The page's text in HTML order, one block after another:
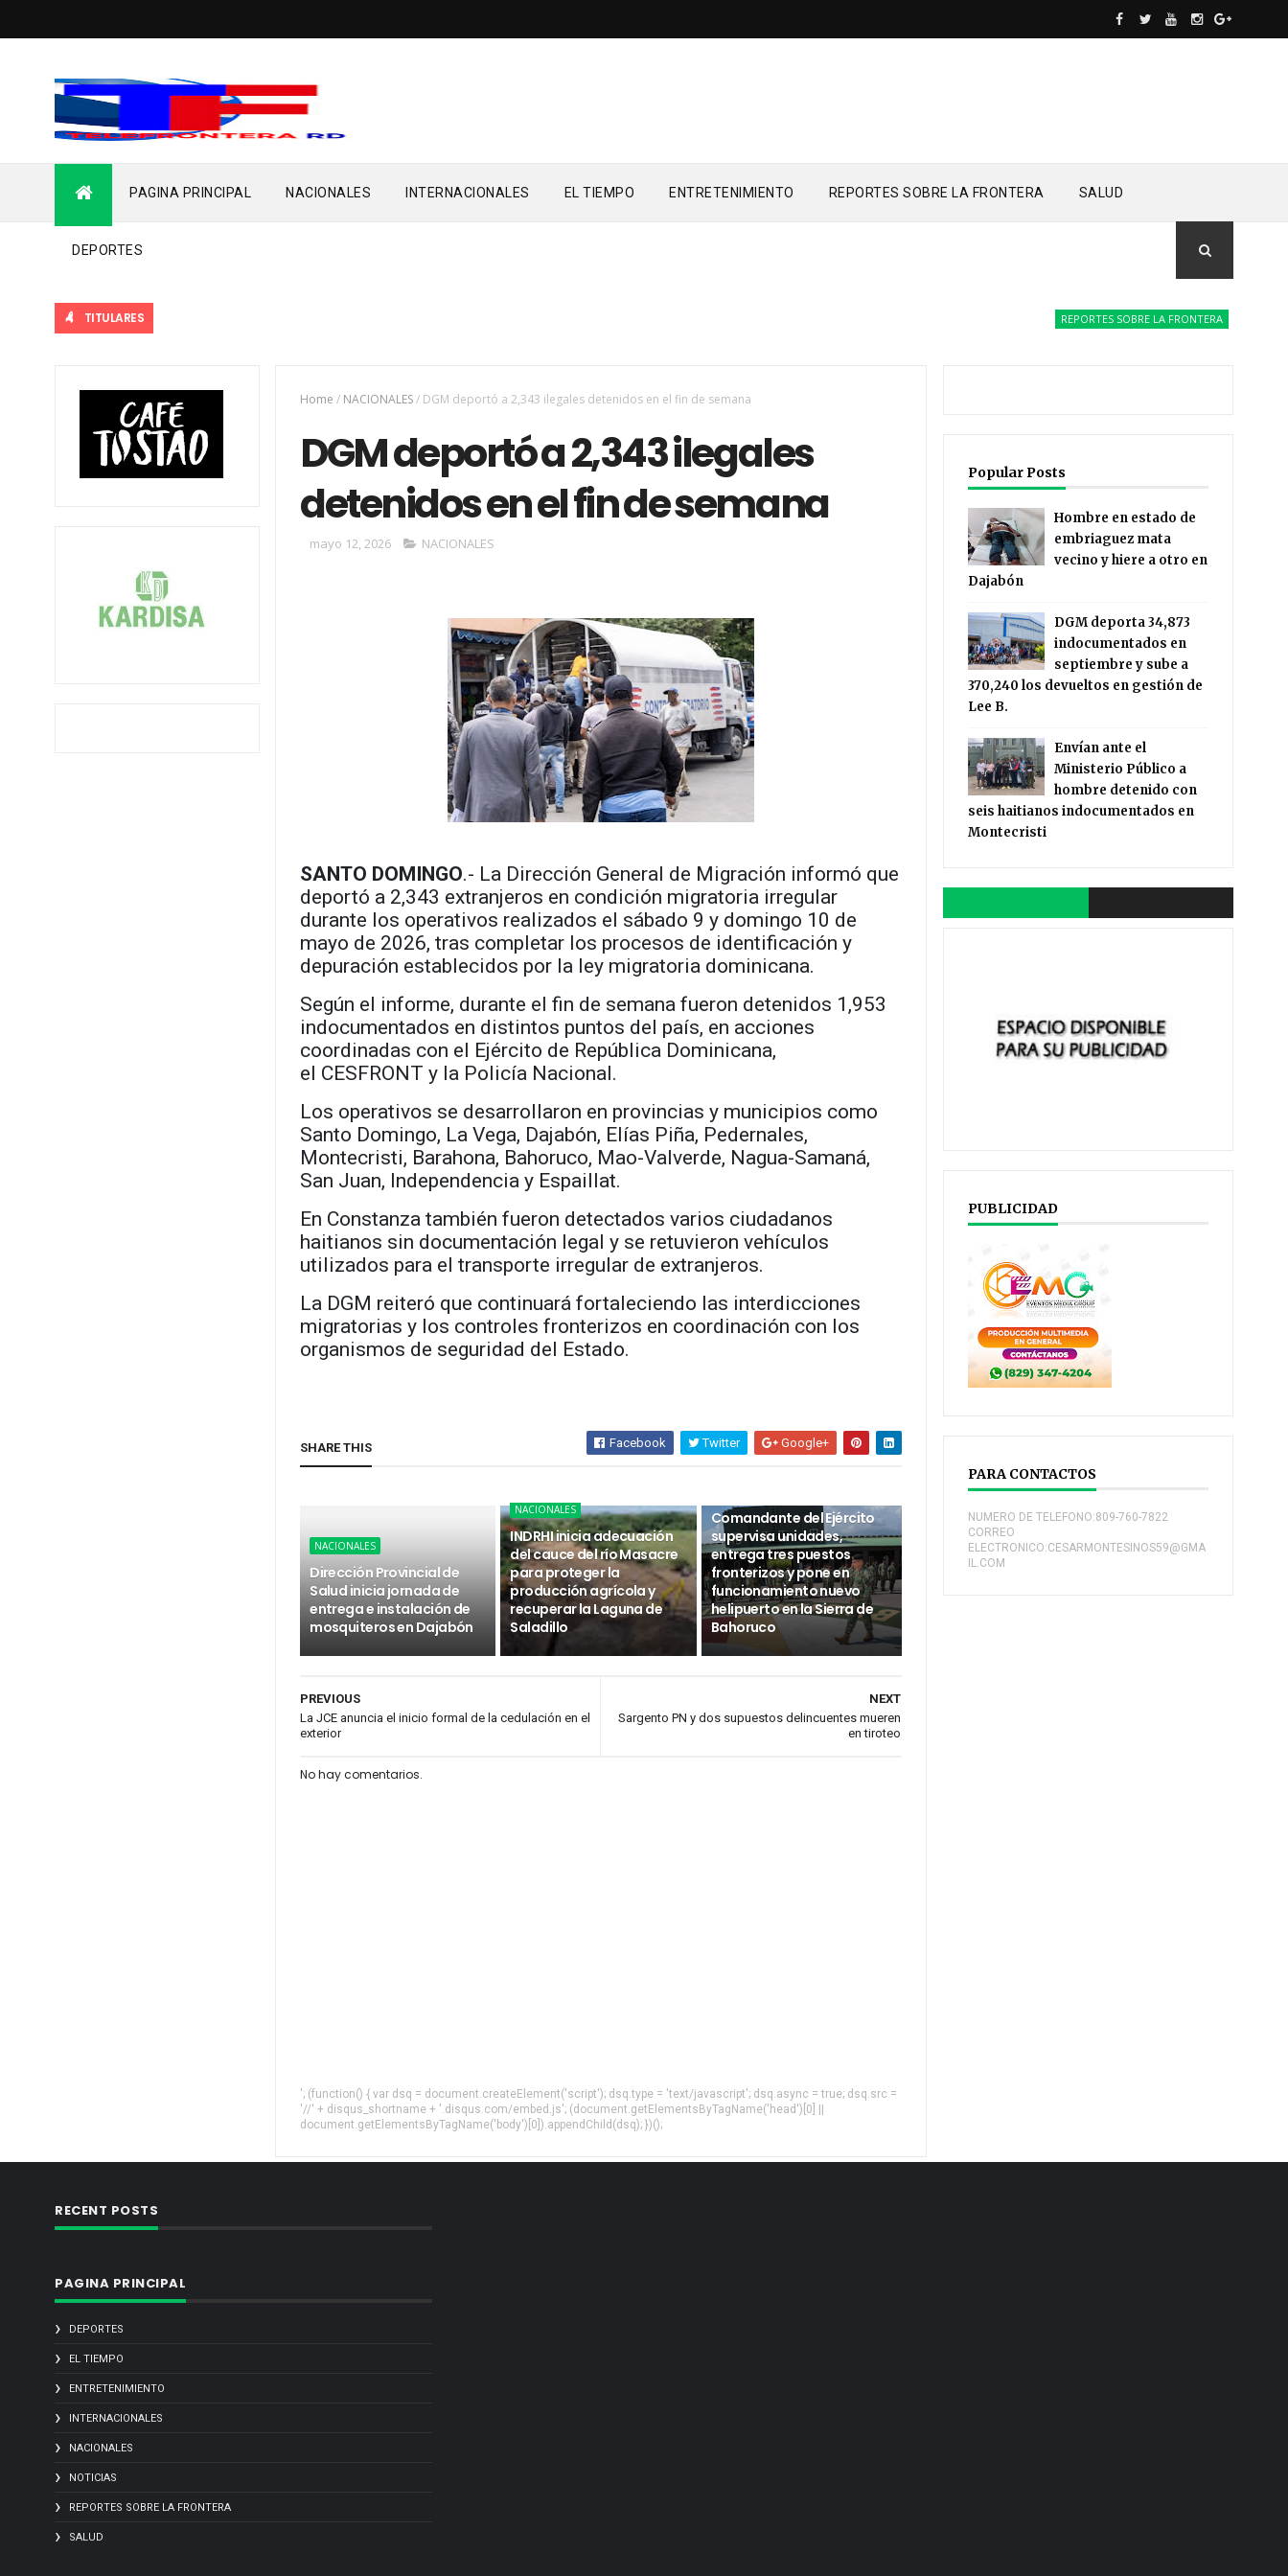
PAGINA PRINCIPAL NACIONALES INTERNACIONALES EL TIEMPO ENTRETENIMIENTO REPORTES SOBRE LA FRONTERA SALUD
DEPORTES
TITULARES REPORTES SOBRE LA FRONTERA Drones del
Home / NACIONALES/ DGM deportó a 2,343 ilegales detenidos en el fin de semana
DGM deportó a 2,343 ilegales
detenidos en el fin de semana
mayo 12, 2026 NACIONALES
SANTO DOMINGO.- La Dirección General de Migración informó que
deportó a 2,343 extranjeros en condición migratoria irregular
durante los operativos realizados el sábado 9 y domingo 10 de
mayo de 2026, tras completar los procesos de identificación y
depuración establecidos por la ley migratoria dominicana.
Según el informe, durante el fin de semana fueron detenidos 1,953
indocumentados en distintos puntos del país, en acciones
coordinadas con el Ejército de República Dominicana,
el CESFRONT y la Policía Nacional.
Los operativos se desarrollaron en provincias y municipios como
Santo Domingo, La Vega, Dajabón, Elías Piña, Pedernales,
Montecristi, Barahona, Bahoruco, Mao-Valverde, Nagua-Samaná,
San Juan, Independencia y Espaillat.
En Constanza también fueron detectados varios ciudadanos
haitianos sin documentación legal y se retuvieron vehículos
utilizados para el transporte irregular de extranjeros.
La DGM reiteró que continuará fortaleciendo las interdicciones
migratorias y los controles fronterizos en coordinación con los
organismos de seguridad del Estado.
SHARE THIS Facebook Twitter Google+
NACIONALES
Dirección Provincial de
Salud inicia jornada de
entrega e instalación de
mosquiteros en Dajabón
NACIONALES
INDRHI inicia adecuación
del cauce del río Masacre
para proteger la
producción agrícola y
recuperar la Laguna de
Saladillo
Comandante del Ejército
supervisa unidades,
entrega tres puestos
fronterizos y pone en
funcionamiento nuevo
helipuerto en la Sierra de
Bahoruco
NEXT
Sargento PN y dos supuestos delincuentes mueren
en tiroteo
PREVIOUS
La JCE anuncia el inicio formal de la cedulación en el
exterior
No hay comentarios.
'; (function() { var dsq = document.createElement('script'); dsq.type = 'text/javascript'; dsq.async = true; dsq.src =
'//' + disqus_shortname + '.disqus.com/embed.js'; (document.getElementsByTagName('head')[0] ||
document.getElementsByTagName('body')[0]).appendChild(dsq); })();
Popular Posts
Hombre en estado de
embriaguez mata
vecino y hiere a otro en
Dajabón
DGM deporta 34,873
indocumentados en
septiembre y sube a
370,240 los devueltos en gestión de
Lee B.
Envían ante el
Ministerio Público a
hombre detenido con
seis haitianos indocumentados en
Montecristi
PUBLICIDAD
PARA CONTACTOS
NUMERO DE TELEFONO:809-760-7822
CORREO
ELECTRONICO:CESARMONTESINOS59@GMA
IL.COM
RECENT POSTS
PAGINA PRINCIPAL
DEPORTES
EL TIEMPO
ENTRETENIMIENTO
INTERNACIONALES
NACIONALES
NOTICIAS
REPORTES SOBRE LA FRONTERA
SALUD